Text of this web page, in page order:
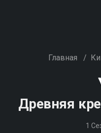
Главная /
Древняя
1